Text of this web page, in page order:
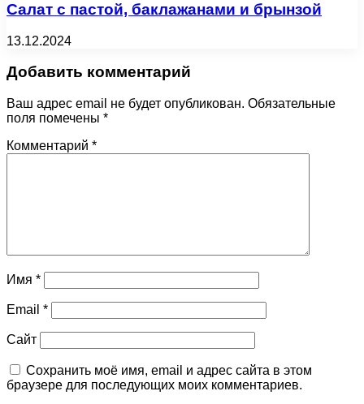
Салат с пастой, баклажанами и брынзой
13.12.2024
Добавить комментарий
Ваш адрес email не будет опубликован. Обязательные
поля помечены *
Комментарий *
Имя *
Email *
Сайт
Сохранить моё имя, email и адрес сайта в этом
браузере для последующих моих комментариев.